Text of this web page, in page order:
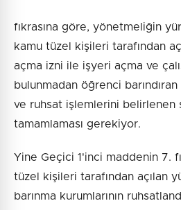
fıkrasına göre, yönetmeliğin
kamu tüzel kişileri tarafından
açma izni ile işyeri açma ve
bulunmadan öğrenci
ve ruhsat işlemlerini belirlenen
tamamlaması gerekiyor.
Yine Geçici 1'inci maddenin 7.
tüzel kişileri tarafından açılan
barınma kurumlarının